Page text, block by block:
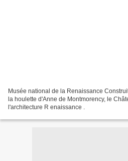
Musée national de la Renaissance
la houlette d'Anne de Montmorency, le
l'architecture R enaissance .